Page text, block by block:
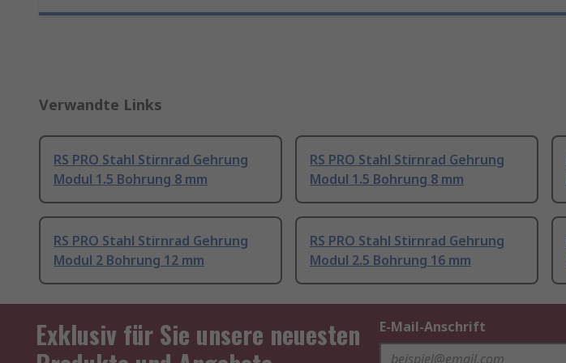
Verwandte Links
RS PRO Stahl Stirnrad Gehrung
Modul 1.5 Bohrung 8 mm
RS PRO Stahl Stirnrad Gehrung
Modul 1.5 Bohrung 8 mm
RS PRO Stahl Stirnrad Gehrung
Modul 2 Bohrung 12 mm
RS PRO Stahl Stirnrad Gehrung
Modul 2.5 Bohrung 16 mm
Exklusiv für Sie unsere neuesten
E-Mail-Anschrift